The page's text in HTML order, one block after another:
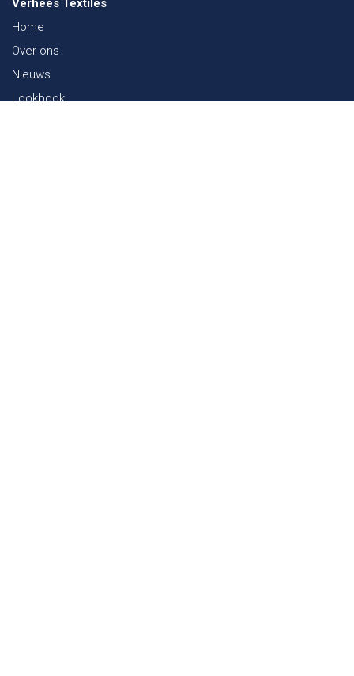
Verhees Textiles
Home
Over ons
Nieuws
Lookbook